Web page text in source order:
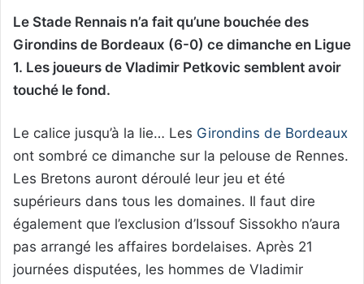
Le Stade Rennais n’a fait qu’une bouchée des
Girondins de Bordeaux (6-0) ce dimanche en Ligue
1. Les joueurs de Vladimir Petkovic semblent avoir
touché le fond.
Le calice jusqu’à la lie… Les Girondins de Bordeaux
ont sombré ce dimanche sur la pelouse de Rennes.
Les Bretons auront déroulé leur jeu et été
supérieurs dans tous les domaines. Il faut dire
également que l’exclusion d’Issouf Sissokho n’aura
pas arrangé les affaires bordelaises. Après 21
journées disputées, les hommes de Vladimir